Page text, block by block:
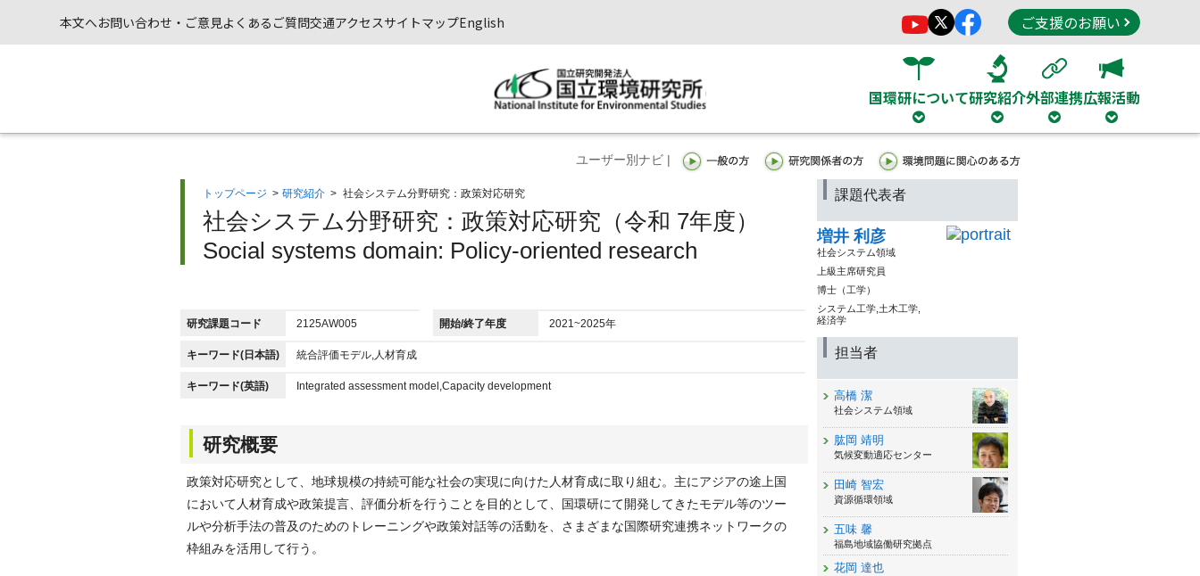
本文へお問い合わせ・ご意見よくあるご質問交通アクセスサイトマップEnglish ご支援のお願い
国環研について研究紹介外部連携広報活動
ユーザー別ナビ |
トップページ > 研究紹介 > 社会システム分野研究：政策対応研究
社会システム分野研究：政策対応研究（令和 7年度）
Social systems domain: Policy-oriented research
研究課題コード 2125AW005 開始/終了年度 2021~2025年
キーワード(日本語) 統合評価モデル,人材育成
キーワード(英語) Integrated assessment model,Capacity development
研究概要
政策対応研究として、地球規模の持続可能な社会の実現に向けた人材育成に取り組む。主にアジアの途上国
において人材育成や政策提言、評価分析を行うことを目的として、国環研にて開発してきたモデル等のツー
ルや分析手法の普及のためのトレーニングや政策対話等の活動を、さまざまな国際研究連携ネットワークの
枠組みを活用して行う。
課題代表者
増井 利彦
社会システム領域
上級主席研究員
博士（工学）
システム工学,土木工学,
経済学
担当者
高橋 潔
社会システム領域
肱岡 靖明
気候変動適応センター
田崎 智宏
資源循環領域
五味 馨
福島地域協働研究拠点
花岡 達也